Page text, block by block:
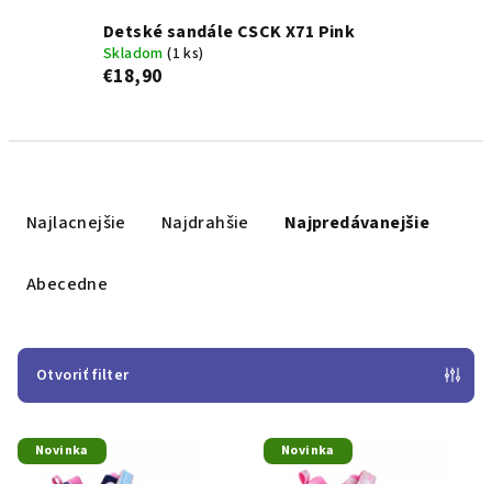
Detské sandále CSCK X71 Pink
Skladom(1 ks)
€18,90
p
r
o
Najlacnejšie Najdrahšie Najpredávanejšie
Abecedne
Otvoriť filter
V
ý
Novinka Novinka